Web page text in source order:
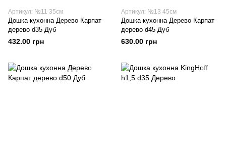
Артикул: №11 35см
Дошка кухонна Дерево Карпат
дерево d35 Дуб
432.00 грн
Артикул: №13 45см
Дошка кухонна Дерево Карпат
дерево d45 Дуб
630.00 грн